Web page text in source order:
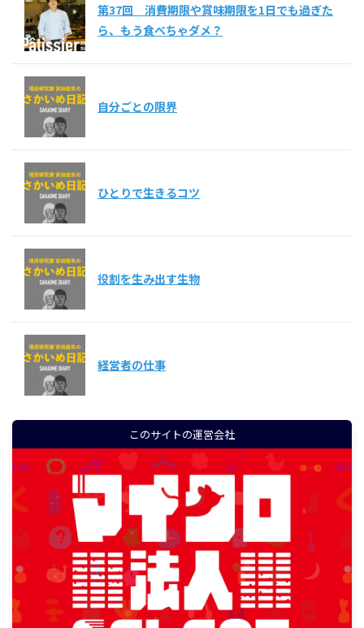
第37回 消費期限や賞味期限を1日でも過ぎた
ら、もう食べちゃダメ？
自分ごとの限界
ひとりで生きるコツ
役割を生み出す生物
経営者の仕事
このサイトの運営会社